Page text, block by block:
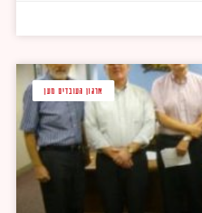
ארגון העובדים מען